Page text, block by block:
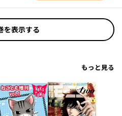
を表示する
もっと見る